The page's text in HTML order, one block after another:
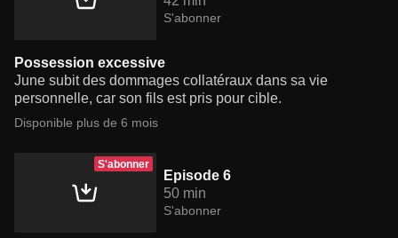
S'abonner
Possession excessive
June subit des dommages collatéraux dans sa vie
personnelle, car son fils est pris pour cible.
Disponible plus de 6 mois
S'abonner
Episode 6
50 min
S'abonner